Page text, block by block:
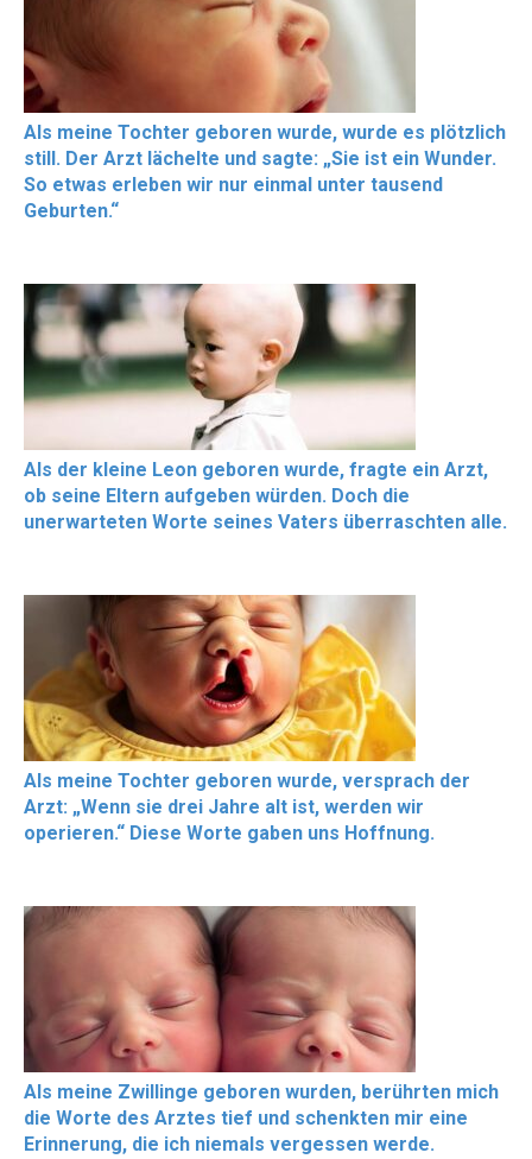
Als meine Tochter geboren wurde, wurde es plötzlich
still. Der Arzt lächelte und sagte: „Sie ist ein Wunder.
So etwas erleben wir nur einmal unter tausend
Geburten.“
Als der kleine Leon geboren wurde, fragte ein Arzt,
ob seine Eltern aufgeben würden. Doch die
unerwarteten Worte seines Vaters überraschten alle.
Als meine Tochter geboren wurde, versprach der
Arzt: „Wenn sie drei Jahre alt ist, werden wir
operieren.“ Diese Worte gaben uns Hoffnung.
Als meine Zwillinge geboren wurden, berührten mich
die Worte des Arztes tief und schenkten mir eine
Erinnerung, die ich niemals vergessen werde.